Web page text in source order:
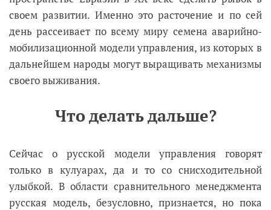
своем развитии. Именно это расточение и по сей
день рассеивает по всему миру семена аварийно-
мобилизационной модели управления, из которых в
дальнейшем народы могут выращивать механизмы
своего выживания.
Что делать дальше?
Сейчас о русской модели управления говорят
только в кулуарах, да и то со снисходительной
улыбкой. В области сравнительного менеджмента
русская модель, безусловно, признается, но пока